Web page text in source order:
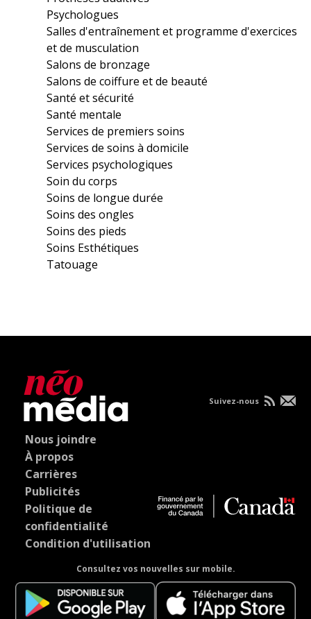
Psychologues
Salles d'entraînement et programme d'exercices
et de musculation
Salons de bronzage
Salons de coiffure et de beauté
Santé et sécurité
Santé mentale
Services de premiers soins
Services de soins à domicile
Services psychologiques
Soin du corps
Soins de longue durée
Soins des ongles
Soins des pieds
Soins Esthétiques
Tatouage
Nous joindre
À propos
Carrières
Publicités
Politique de
confidentialité
Condition d'utilisation
Consultez vos nouvelles sur mobile.
Suivez-nous